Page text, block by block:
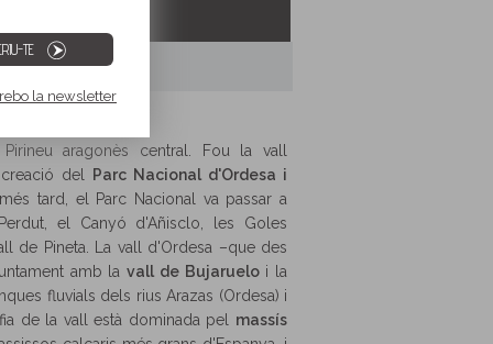
TE
la newsletter
aragonès central. Fou la vall
del
Parc Nacional d'Ordesa i
tard, el Parc Nacional va passar a
el Canyó d'Añisclo, les Goles
de Pineta. La vall d'Ordesa –que des
amb lavall de Bujarueloi la
fluvials dels rius Arazas (Ordesa) i
de la vall està dominada pel massís